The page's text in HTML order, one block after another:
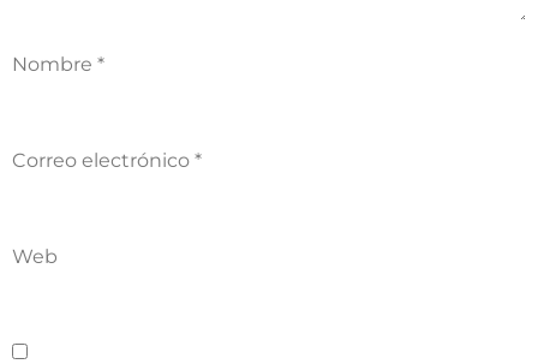
Nombre *
Correo electrónico *
Web